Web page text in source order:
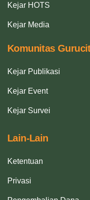
Kejar HOTS
Kejar Media
Komunitas
Kejar Publikasi
Kejar Event
Kejar Survei
Lain-Lain
Ketentuan
Privasi